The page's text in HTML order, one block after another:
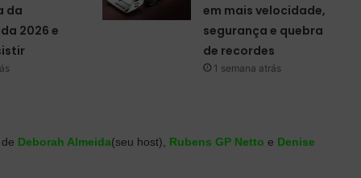
da
2026 e
em mais velocidade,
segurança e quebra
de recordes
1 semana atrás
Deborah Almeida(seu host), Rubens GP Netto e Denise